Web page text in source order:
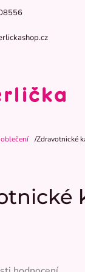
Zdravotnické